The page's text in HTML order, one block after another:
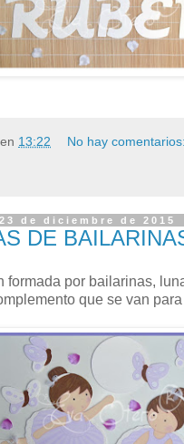
en 13:22 No hay comentarios:
de diciembre de 2015
DE
formada por bailarinas,
que se van